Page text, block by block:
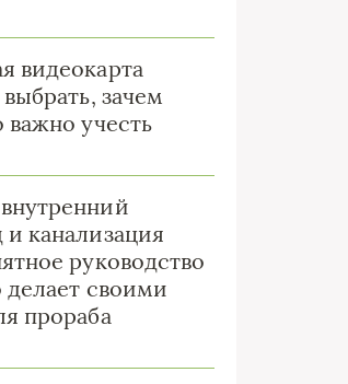
видеокарта
зачем
важно учесть
канализация
руководство
делает своими
прораба